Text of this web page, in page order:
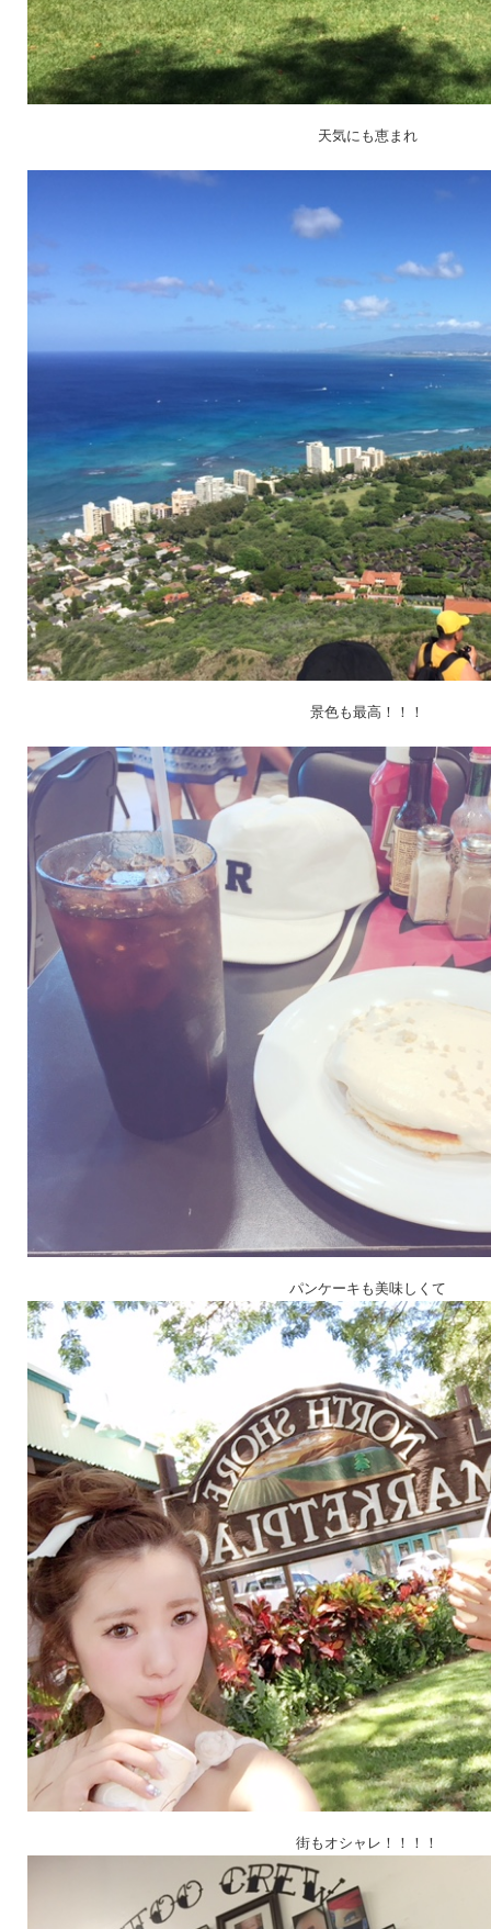
天気にも恵まれ
景色も最高！！！
パンケーキも美味しくて
街もオシャレ！！！！